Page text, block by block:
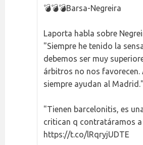
💣💣💣Barsa-Negreira
Laporta habla sobre
"Siempre he tenido la
debemos ser muy
árbitros no nos favorecen.
siempre ayudan al Madrid."
"Tienen barcelonitis, es
critican q contratáramos a
https://t.co/lRqryjUDTE